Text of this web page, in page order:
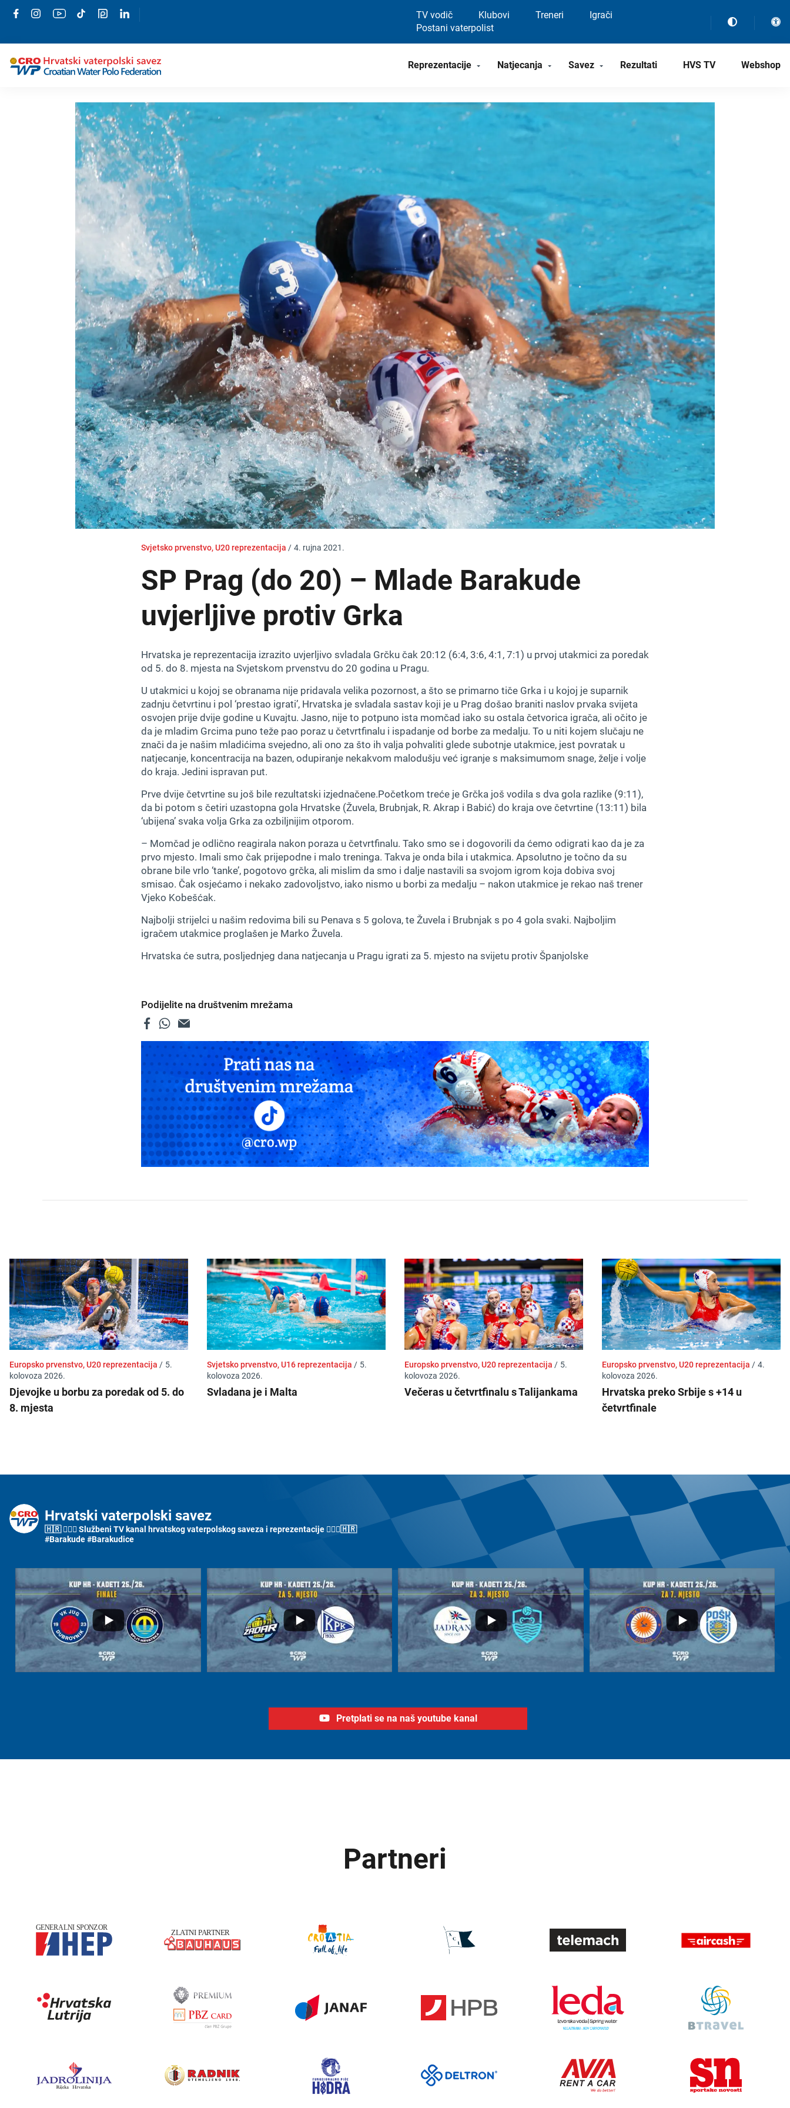
TV vodič Klubovi Treneri
Igrači
Postani vaterpolist
Reprezentacije Natjecanja Savez Rezultati HVS TV Webshop
Svjetsko prvenstvo, U20 reprezentacija / 4. rujna 2021.
SP Prag (do 20) – Mlade Barakude
uvjerljive protiv Grka
Hrvatska je reprezentacija izrazito uvjerljivo svladala Grčku čak 20:12 (6:4, 3:6, 4:1, 7:1) u prvoj utakmici za poredak
od 5. do 8. mjesta na Svjetskom prvenstvu do 20 godina u Pragu.
U utakmici u kojoj se obranama nije pridavala velika pozornost, a što se primarno tiče Grka i u kojoj je suparnik
zadnju četvrtinu i pol ‘prestao igrati’, Hrvatska je svladala sastav koji je u Prag došao braniti naslov prvaka svijeta
osvojen prije dvije godine u Kuvajtu. Jasno, nije to potpuno ista momčad iako su ostala četvorica igrača, ali očito je
da je mladim Grcima puno teže pao poraz u četvrtfinalu i ispadanje od borbe za medalju. To u niti kojem slučaju ne
znači da je našim mladićima svejedno, ali ono za što ih valja pohvaliti glede subotnje utakmice, jest povratak u
natjecanje, koncentracija na bazen, odupiranje nekakvom malodušju već igranje s maksimumom snage, želje i volje
do kraja. Jedini ispravan put.
Prve dvije četvrtine su još bile rezultatski izjednačene.Početkom treće je Grčka još vodila s dva gola razlike (9:11),
da bi potom s četiri uzastopna gola Hrvatske (Žuvela, Brubnjak, R. Akrap i Babić) do kraja ove četvrtine (13:11) bila
‘ubijena’ svaka volja Grka za ozbiljnijim otporom.
– Momčad je odlično reagirala nakon poraza u četvrtfinalu. Tako smo se i dogovorili da ćemo odigrati kao da je za
prvo mjesto. Imali smo čak prijepodne i malo treninga. Takva je onda bila i utakmica. Apsolutno je točno da su
obrane bile vrlo ‘tanke’, pogotovo grčka, ali mislim da smo i dalje nastavili sa svojom igrom koja dobiva svoj
smisao. Čak osjećamo i nekako zadovoljstvo, iako nismo u borbi za medalju – nakon utakmice je rekao naš trener
Vjeko Kobešćak.
Najbolji strijelci u našim redovima bili su Penava s 5 golova, te Žuvela i Brubnjak s po 4 gola svaki. Najboljim
igračem utakmice proglašen je Marko Žuvela.
Hrvatska će sutra, posljednjeg dana natjecanja u Pragu igrati za 5. mjesto na svijetu protiv Španjolske
Podijelite na društvenim mrežama
Europsko prvenstvo, U20 reprezentacija / 5.
kolovoza 2026.
Djevojke u borbu za poredak od 5. do
8. mjesta
Svjetsko prvenstvo, U16 reprezentacija / 5.
kolovoza 2026.
Svladana je i Malta
Europsko prvenstvo, U20 reprezentacija / 5.
kolovoza 2026.
Večeras u četvrtfinalu s Talijankama
Europsko prvenstvo, U20 reprezentacija / 4.
kolovoza 2026.
Hrvatska preko Srbije s +14 u
četvrtfinale
Hrvatski vaterpolski savez
🇭🇷 🤽🏼‍♂️ Službeni TV kanal hrvatskog vaterpolskog saveza i reprezentacije 🤽🏼‍♀️🇭🇷
#Barakude #Barakudice
Pretplati se na naš youtube kanal
Partneri